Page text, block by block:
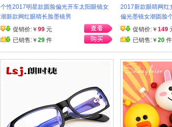
个性2017明星款圆脸偏光开车太阳眼镜女
潮新款网红眼晴长脸墨镜男
促销价:￥ 99 元
已销售:￥ 29 件
2017新款眼睛网红
偏光墨镜女潮圆脸
促销价:￥ 149
已销售:￥ 20 件